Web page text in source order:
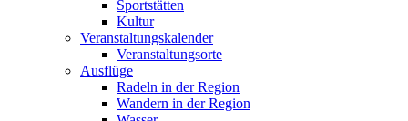
Sportstätten
Kultur
Veranstaltungskalender
Veranstaltungsorte
Ausflüge
Radeln in der Region
Wandern in der Region